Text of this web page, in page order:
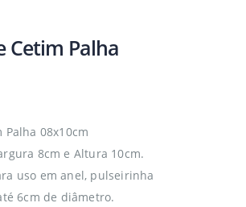
Cetim Palha
Palha 08x10cm
8cm e Altura 10cm.
uso em anel, pulseirinha
6cm de diâmetro.